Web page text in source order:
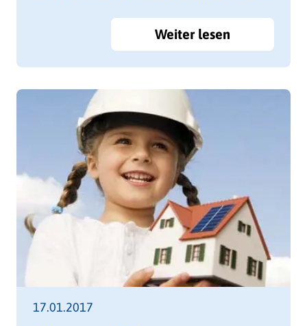
Weiter lesen
17.01.2017